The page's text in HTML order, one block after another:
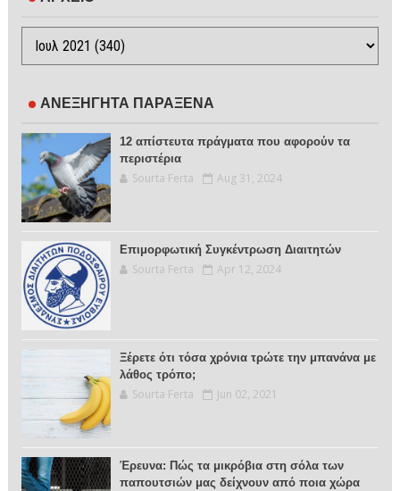
ΑΝΕΞΗΓΗΤΑ ΠΑΡΑΞΕΝΑ
12 απίστευτα πράγματα που αφορούν τα
περιστέρια
Sourta Ferta Aug 31, 2024
Επιμορφωτική Συγκέντρωση Διαιτητών
Sourta Ferta Apr 12, 2024
Ξέρετε ότι τόσα χρόνια τρώτε την μπανάνα με
λάθος τρόπο;
Sourta Ferta Jun 02, 2021
Έρευνα: Πώς τα μικρόβια στη σόλα των
παπουτσιών μας δείχνουν από ποια χώρα